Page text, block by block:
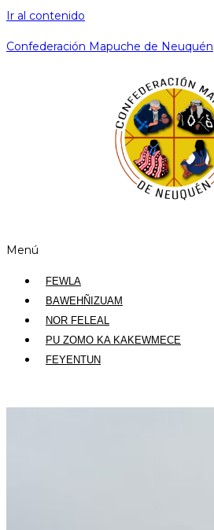
Ir al contenido
Confederación Mapuche de Neuquén
Menú
FEWLA
BAWEHÑIZUAM
NOR FELEAL
PU ZOMO KA KAKEWMECE
FEYENTUN